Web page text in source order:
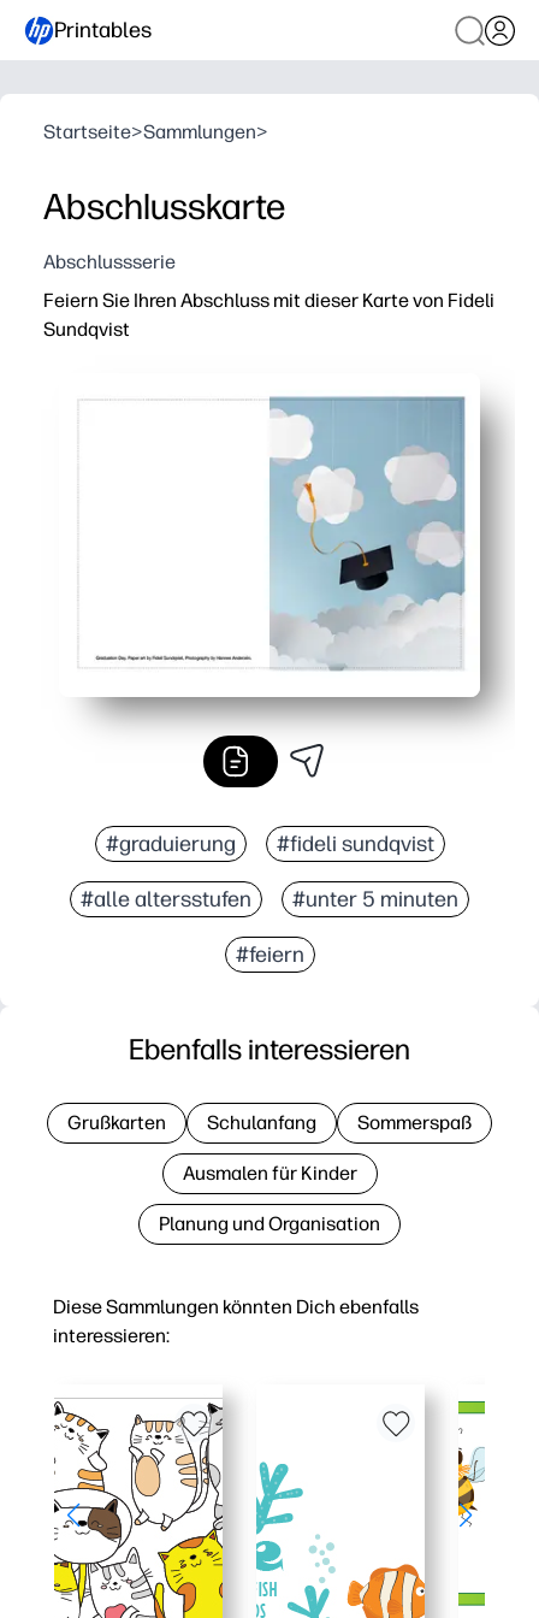
Printables
Startseite>Sammlungen>
Abschlusskarte
Abschlussserie
Feiern Sie Ihren Abschluss mit dieser Karte von Fideli
Sundqvist
Sie benötigen keine Vorbereitung — drucken, falten
Sie erhalten einen mutigen, von Künstlern
Sie können jedes einzelne personalisieren und Extras
#graduierung #fideli sundqvist
#alle altersstufen #unter 5 minuten
#feiern
Diese Sammlungen könnten Dich ebenfalls
interessieren:
Ebenfalls interessieren
Grußkarten Schulanfang Sommerspaß
Ausmalen für Kinder
Planung und Organisation